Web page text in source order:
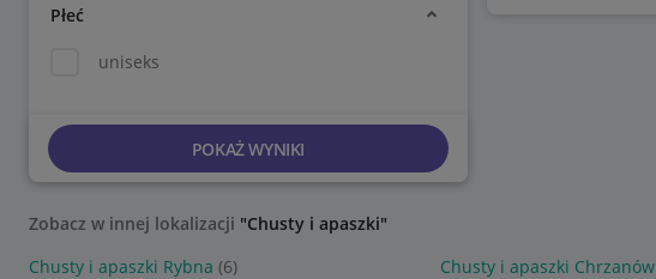
Płeć
uniseks
POKAŻ WYNIKI
Zobacz w innej lokalizacji "Chusty i apaszki"
Chusty i apaszki Rybna (6) Chusty i apaszki Chrzanów